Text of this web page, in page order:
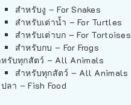
สำหรับงู – For Snakes
สำหรับเต่าน้ำ – For Turtles
สำหรับเต่าบก – For Tortoises
สำหรับกบ – For Frogs
หรับทุกสัตว์ – All Animals
สำหรับทุกสัตว์ – All Animals
ลา – Fish Food